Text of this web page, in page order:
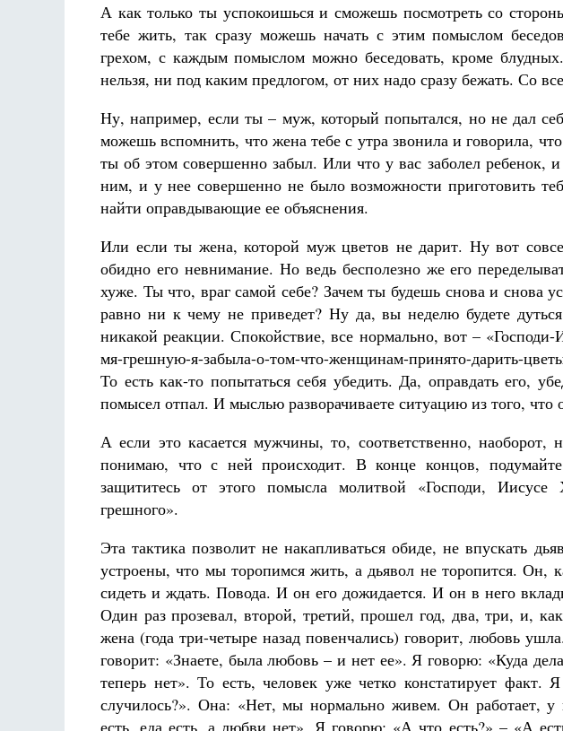
А как только ты успокоишься и сможешь посмотреть со
тебе жить, так сразу можешь начать с этим помыслом
грехом, с каждым помыслом можно беседовать, кроме
нельзя, ни под каким предлогом, от них надо сразу бежать. Со
Ну, например, если ты – муж, который попытался, но не дал
можешь вспомнить, что жена тебе с утра звонила и говорила,
ты об этом совершенно забыл. Или что у вас заболел ребенок,
ним, и у нее совершенно не было возможности приготовить
найти оправдывающие ее объяснения.
Или если ты жена, которой муж цветов не дарит. Ну вот
обидно его невнимание. Но ведь бесполезно же его
хуже. Ты что, враг самой себе? Зачем ты будешь снова и снова
равно ни к чему не приведет? Ну да, вы неделю будете
никакой реакции. Спокойствие, все нормально, вот –
мя-грешную-я-забыла-о-том-что-женщинам-принято-дарить-
То есть как-то попытаться себя убедить. Да, оправдать его,
помысел отпал. И мыслью разворачиваете ситуацию из того, что
А если это касается мужчины, то, соответственно, наоборот,
понимаю, что с ней происходит. В конце концов,
защититесь от этого помысла молитвой «Господи,
грешного».
Эта тактика позволит не накапливаться обиде, не впускать
устроены, что мы торопимся жить, а дьявол не торопится. Он,
сидеть и ждать. Повода. И он его дожидается. И он в него
Один раз прозевал, второй, третий, прошел год, два, три, и,
жена (года три-четыре назад повенчались) говорит, любовь
говорит: «Знаете, была любовь – и нет ее». Я говорю: «Куда
теперь нет». То есть, человек уже четко констатирует
случилось?». Она: «Нет, мы нормально живем. Он работает, у
есть, еда есть, а любви нет». Я говорю: «А что есть?» – «А